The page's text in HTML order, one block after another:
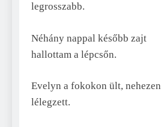
legrosszabb.
Néhány nappal később zajt
hallottam a lépcsőn.
Evelyn a fokokon ült, nehezen
lélegzett.